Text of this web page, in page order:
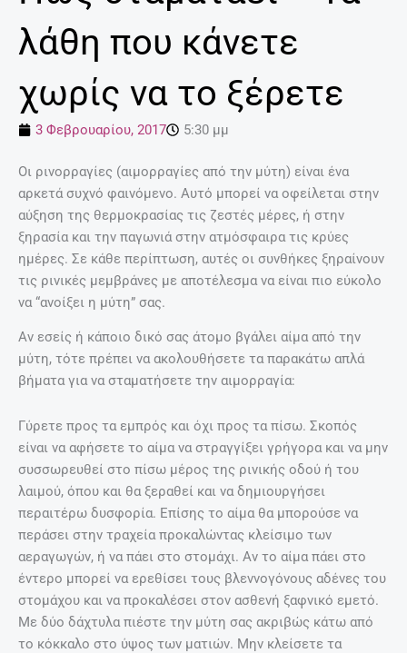
λάθη που κάνετε
χωρίς να το ξέρετε
3 Φεβρουαρίου, 2017 5:30 μμ
Οι ρινορραγίες (αιμορραγίες από την μύτη) είναι ένα
αρκετά συχνό φαινόμενο. Αυτό μπορεί να οφείλεται στην
αύξηση της θερμοκρασίας τις ζεστές μέρες, ή στην
ξηρασία και την παγωνιά στην ατμόσφαιρα τις κρύες
ημέρες. Σε κάθε περίπτωση, αυτές οι συνθήκες ξηραίνουν
τις ρινικές μεμβράνες με αποτέλεσμα να είναι πιο εύκολο
να “ανοίξει η μύτη” σας.
Αν εσείς ή κάποιο δικό σας άτομο βγάλει αίμα από την
μύτη, τότε πρέπει να ακολουθήσετε τα παρακάτω απλά
βήματα για να σταματήσετε την αιμορραγία:
Γύρετε προς τα εμπρός και όχι προς τα πίσω. Σκοπός
είναι να αφήσετε το αίμα να στραγγίξει γρήγορα και να μην
συσσωρευθεί στο πίσω μέρος της ρινικής οδού ή του
λαιμού, όπου και θα ξεραθεί και να δημιουργήσει
περαιτέρω δυσφορία. Επίσης το αίμα θα μπορούσε να
περάσει στην τραχεία προκαλώντας κλείσιμο των
αεραγωγών, ή να πάει στο στομάχι. Αν το αίμα πάει στο
έντερο μπορεί να ερεθίσει τους βλεννογόνους αδένες του
στομάχου και να προκαλέσει στον ασθενή ξαφνικό εμετό.
Με δύο δάχτυλα πιέστε την μύτη σας ακριβώς κάτω από
το κόκκαλο στο ύψος των ματιών. Μην κλείσετε τα